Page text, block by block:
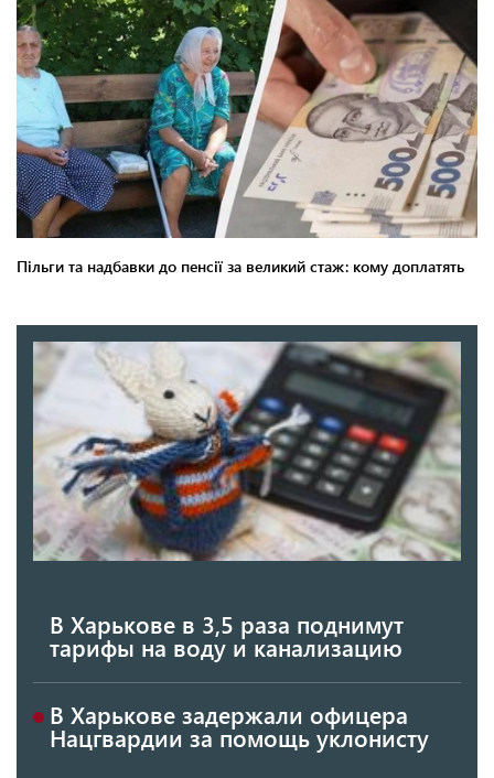
В Харькове в 3,5 раза поднимут
тарифы на воду и канализацию
В Харькове задержали офицера
Нацгвардии за помощь уклонисту